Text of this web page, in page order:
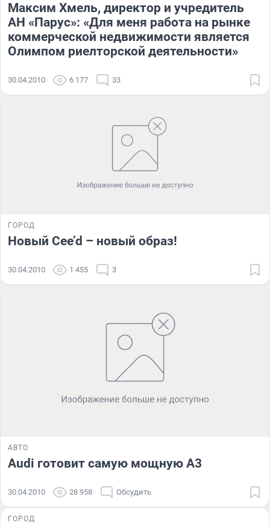
Максим Хмель, директор и учредитель
АН «Парус»: «Для меня работа на рынке
коммерческой недвижимости является
Олимпом риелторской деятельности»
30.04.2010 6 177 33
ГОРОД
Новый Cee’d – новый образ!
30.04.2010 1 455 3
АВТО
Audi готовит самую мощную A3
30.04.2010 28 958 Обсудить
ГОРОД